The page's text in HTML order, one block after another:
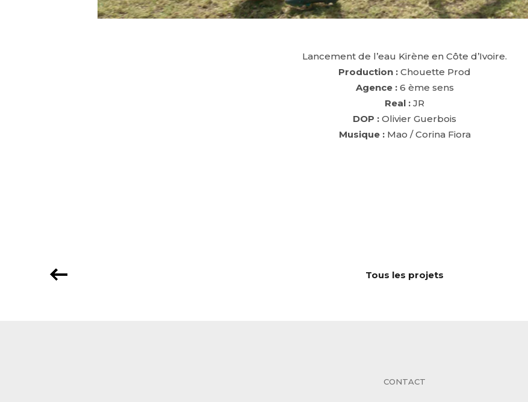
Lancement de l’eau Kirène en Côte d’Ivoire.
Production : Chouette Prod
Agence :6 ème sens
Real : JR
DOP : Olivier Guerbois
Musique :Mao / Corina Fiora
Tous les projets
CONTACT